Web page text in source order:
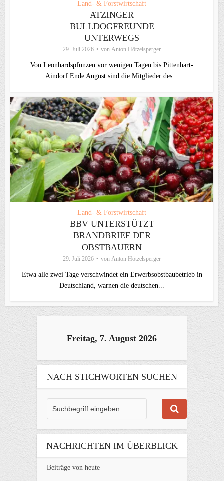
Land- & Forstwirtschaft
ATZINGER
BULLDOGFREUNDE
UNTERWEGS
29. Juli 2026 von Anton Hötzelsperger
Von Leonhardspfunzen vor wenigen Tagen bis Pittenhart-
Aindorf Ende August sind die Mitglieder des...
Land- & Forstwirtschaft
BBV UNTERSTÜTZT
BRANDBRIEF DER
OBSTBAUERN
29. Juli 2026 von Anton Hötzelsperger
Etwa alle zwei Tage verschwindet ein Erwerbsobstbaubetrieb in
Deutschland, warnen die deutschen...
Freitag, 7. August 2026
NACH STICHWORTEN SUCHEN
NACHRICHTEN IM ÜBERBLICK
Beiträge von heute